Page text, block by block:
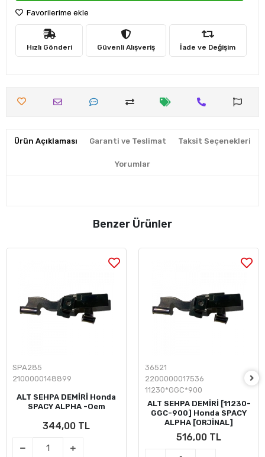
Favorilerime ekle
Hızlı Gönderi Güvenli Alışveriş İade ve Değişim
Ürün Açıklaması Garanti ve Teslimat Taksit Seçenekleri
Yorumlar
Benzer Ürünler
SPA285
2100000148899
ALT SEHPA DEMİRİ Honda
SPACY ALPHA -Oem
344,00 TL
36521
2200000017536
11230*GGC*900
ALT SEHPA DEMİRİ [11230-
GGC-900] Honda SPACY
ALPHA [ORJİNAL]
516,00 TL